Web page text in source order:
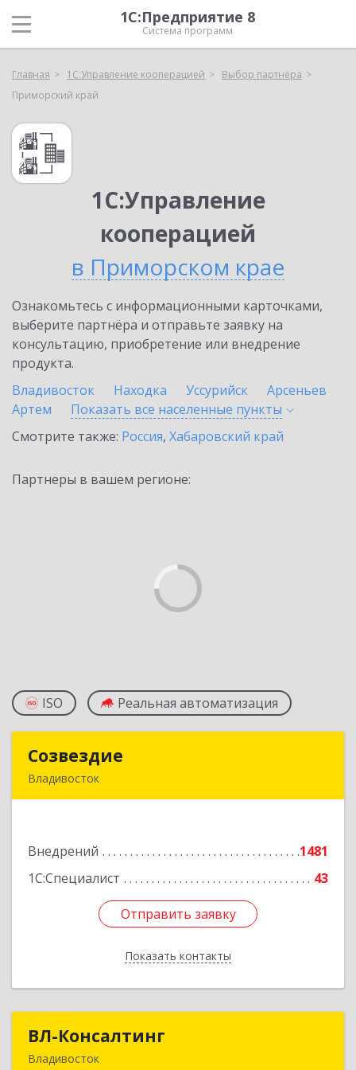
1С:Предприятие 8
Система программ
Главная 1С:Управление кооперацией
Выбор партнёра
Приморский край
1С:Управление
кооперацией
в Приморском крае
Ознакомьтесь с информационными карточками,
выберите партнёра и отправьте заявку на
консультацию, приобретение или внедрение
продукта.
Владивосток
Находка Уссурийск
Арсеньев
Артем
Показать все населенные пункты
Смотрите также: Россия, Хабаровский край
Партнеры в вашем регионе:
ISO Реальная автоматизация
Созвездие
Владивосток
Внедрений
1481
1С:Специалист
43
Отправить заявку
Показать контакты
Подробнее
Отправить заявку
Назад
ВЛ-Консалтинг
Владивосток